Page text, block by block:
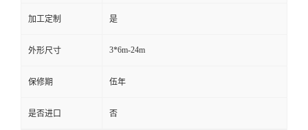
加工定制 是
外形尺寸 3*6m-24m
保修期 伍年
是否进口 否